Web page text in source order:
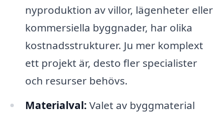
nyproduktion av villor, lägenheter eller
kommersiella byggnader, har olika
kostnadsstrukturer. Ju mer komplext
ett projekt är, desto fler specialister
och resurser behövs.
Materialval: Valet av byggmaterial